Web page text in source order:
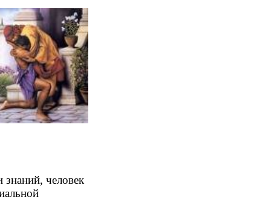
знаний, человек